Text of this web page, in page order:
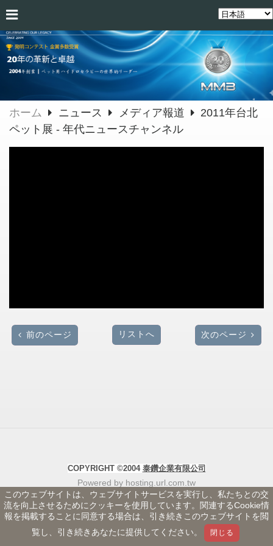
ホーム ニュース メディア報道
2011年台北
ペット展 - 年代ニュースチャンネル
前のページ リストへ 次のページ
COPYRIGHT ©2004 泰鑽企業有限公司
Powered by hosting.url.com.tw
このウェブサイトは、ウェブサイトサービスを実行し、私たちとの交
流を向上させるためにクッキーを使用しています。関連するCookie情
報を掲載することに同意する場合は、引き続きこのウェブサイトを閲
覧し、引き続きあなたに提供してください。